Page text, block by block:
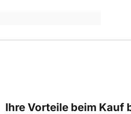
Ihre Vorteile beim Kauf